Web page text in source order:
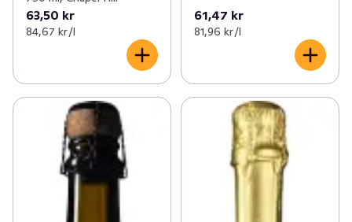
63,50 kr
84,67 kr /l
61,47 kr
81,96 kr /l